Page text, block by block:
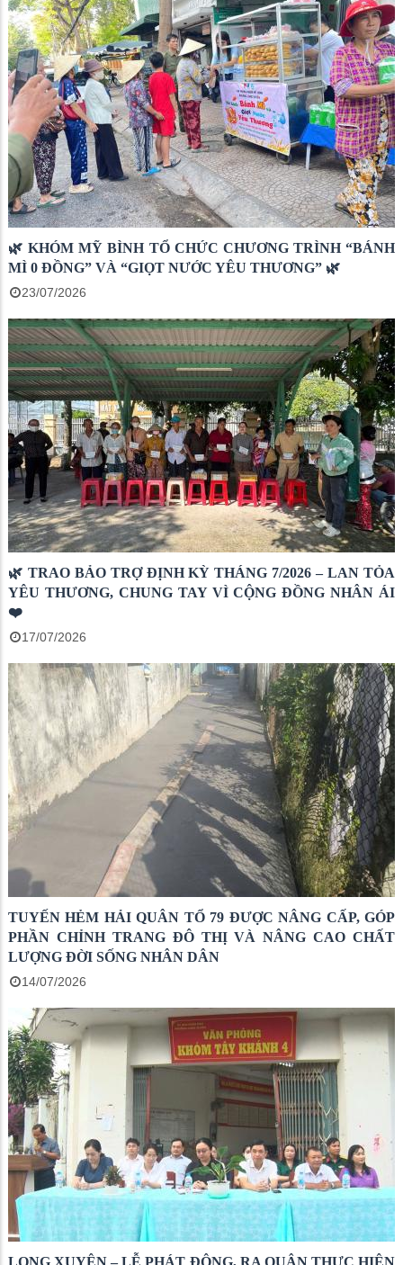
🌿 KHÓM MỸ BÌNH TỔ CHỨC CHƯƠNG TRÌNH “BÁNH
MÌ 0 ĐỒNG” VÀ “GIỌT NƯỚC YÊU THƯƠNG” 🌿
23/07/2026
🌿 TRAO BẢO TRỢ ĐỊNH KỲ THÁNG 7/2026 – LAN TỎA
YÊU THƯƠNG, CHUNG TAY VÌ CỘNG ĐỒNG NHÂN ÁI
❤️
17/07/2026
TUYẾN HẺM HẢI QUÂN TỔ 79 ĐƯỢC NÂNG CẤP, GÓP
PHẦN CHỈNH TRANG ĐÔ THỊ VÀ NÂNG CAO CHẤT
LƯỢNG ĐỜI SỐNG NHÂN DÂN
14/07/2026
LONG XUYÊN – LỄ PHÁT ĐỘNG, RA QUÂN THỰC HIỆN